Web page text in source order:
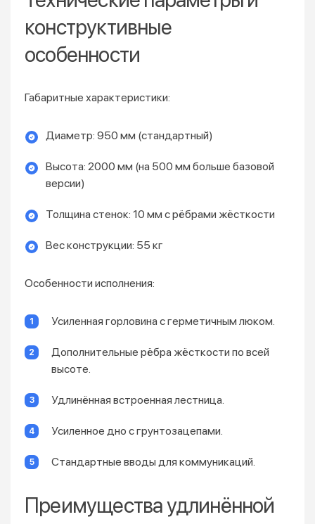
конструктивные
особенности
Габаритные характеристики:
Диаметр: 950 мм (стандартный)
Высота: 2000 мм (на 500 мм больше базовой
версии)
Толщина стенок: 10 мм с рёбрами жёсткости
Вес конструкции: 55 кг
Особенности исполнения:
Усиленная горловина с герметичным люком.
Дополнительные рёбра жёсткости по всей
высоте.
Удлинённая встроенная лестница.
Усиленное дно с грунтозацепами.
Стандартные вводы для коммуникаций.
Преимущества удлинённой